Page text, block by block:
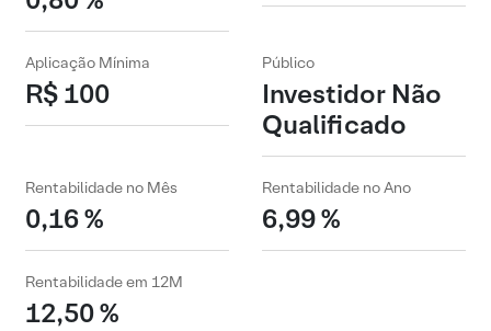
Aplicação Mínima
R$ 100
Público
Investidor Não
Qualificado
Rentabilidade no Mês
0,16 %
Rentabilidade no Ano
6,99 %
Rentabilidade em 12M
12,50 %